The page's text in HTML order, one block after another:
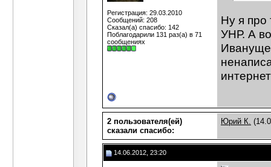
Регистрация: 29.03.2010
Сообщений: 208
Сказал(а) спасибо: 142
Поблагодарили 131 раз(а) в 71
сообщениях
Ну я про
УНР. А
2 пользователя(ей)
сказали cпасибо:
Юрий К.
14.06.2012, 23:20